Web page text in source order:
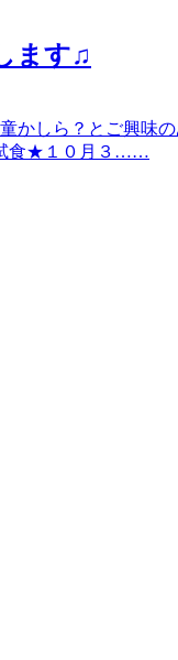
ます♫
しら？とご興味
試食★１０月３……